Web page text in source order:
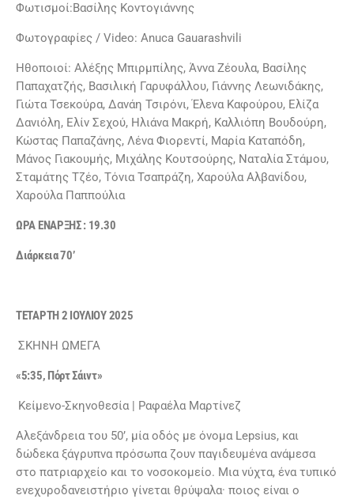
Φωτισμοί:Βασίλης Κοντογιάννης
Φωτογραφίες / Video: Anuca Gauarashvili
Ηθοποιοί: Αλέξης Μπιρμπίλης, Άννα Ζέουλα, Βασίλης
Παπαχατζής, Βασιλική Γαρυφάλλου, Γιάννης Λεωνιδάκης,
Γιώτα Τσεκούρα, Δανάη Τσιρόνι, Έλενα Καφούρου, Ελίζα
Δανιόλη, Ελίν Σεχού, Ηλιάνα Μακρή, Καλλιόπη Βουδούρη,
Κώστας Παπαζάνης, Λένα Φιορεντί, Μαρία Καταπόδη,
Μάνος Γιακουμής, Μιχάλης Κουτσούρης, Ναταλία Στάμου,
Σταμάτης Τζέο, Τόνια Τσαπράζη, Χαρούλα Αλβανίδου,
Χαρούλα Παππούλια
ΩΡΑ ΕΝΑΡΞΗΣ : 19.30
Διάρκεια 70’
TETAΡΤΗ 2 ΙΟΥΛΙΟΥ 2025
ΣΚΗΝΗ ΩΜΕΓΑ
«5:35, Πόρτ Σάιντ»
Κείμενο-Σκηνοθεσία | Ραφαέλα Μαρτίνεζ
Αλεξάνδρεια του 50’, μία οδός με όνομα Lepsius, και
δώδεκα ξάγρυπνα πρόσωπα ζουν παγιδευμένα ανάμεσα
στο πατριαρχείο και το νοσοκομείο. Μια νύχτα, ένα τυπικό
ενεχυροδανειστήριο γίνεται θρύψαλα· ποιος είναι ο